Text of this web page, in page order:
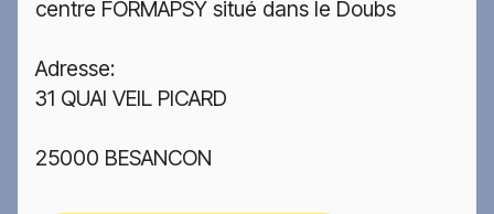
centre FORMAPSY situé dans le Doubs
Adresse:
31 QUAI VEIL PICARD
25000 BESANCON